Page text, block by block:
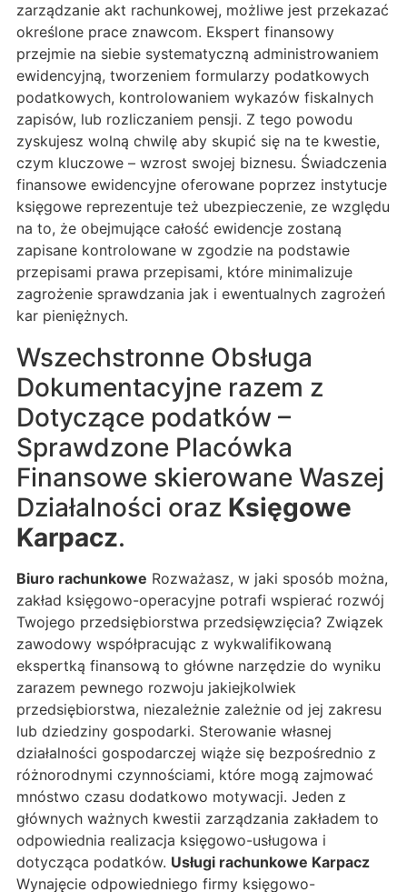
zarządzanie akt rachunkowej, możliwe jest przekazać
określone prace znawcom. Ekspert finansowy
przejmie na siebie systematyczną administrowaniem
ewidencyjną, tworzeniem formularzy podatkowych
podatkowych, kontrolowaniem wykazów fiskalnych
zapisów, lub rozliczaniem pensji. Z tego powodu
zyskujesz wolną chwilę aby skupić się na te kwestie,
czym kluczowe – wzrost swojej biznesu. Świadczenia
finansowe ewidencyjne oferowane poprzez instytucje
księgowe reprezentuje też ubezpieczenie, ze względu
na to, że obejmujące całość ewidencje zostaną
zapisane kontrolowane w zgodzie na podstawie
przepisami prawa przepisami, które minimalizuje
zagrożenie sprawdzania jak i ewentualnych zagrożeń
kar pieniężnych.
Wszechstronne Obsługa
Dokumentacyjne razem z
Dotyczące podatków –
Sprawdzone Placówka
Finansowe skierowane Waszej
Działalności oraz Księgowe
Karpacz.
Biuro rachunkowe Rozważasz, w jaki sposób można,
zakład księgowo-operacyjne potrafi wspierać rozwój
Twojego przedsiębiorstwa przedsięwzięcia? Związek
zawodowy współpracując z wykwalifikowaną
ekspertką finansową to główne narzędzie do wyniku
zarazem pewnego rozwoju jakiejkolwiek
przedsiębiorstwa, niezależnie zależnie od jej zakresu
lub dziedziny gospodarki. Sterowanie własnej
działalności gospodarczej wiąże się bezpośrednio z
różnorodnymi czynnościami, które mogą zajmować
mnóstwo czasu dodatkowo motywacji. Jeden z
głównych ważnych kwestii zarządzania zakładem to
odpowiednia realizacja księgowo-usługowa i
dotycząca podatków. Usługi rachunkowe Karpacz
Wynajęcie odpowiedniego firmy księgowo-